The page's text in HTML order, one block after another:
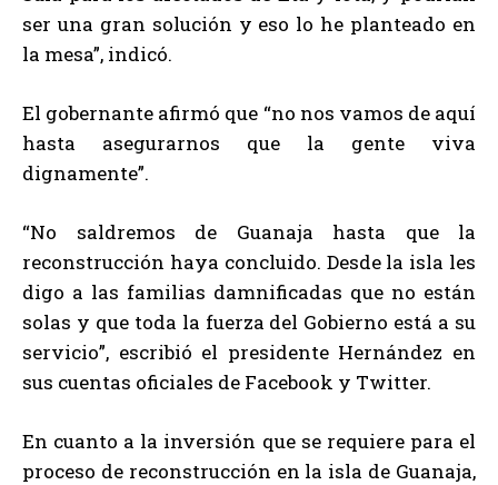
ser una gran solución y eso lo he planteado en
la mesa”, indicó.
El gobernante afirmó que “no nos vamos de aquí
hasta asegurarnos que la gente viva
dignamente”.
“No saldremos de Guanaja hasta que la
reconstrucción haya concluido. Desde la isla les
digo a las familias damnificadas que no están
solas y que toda la fuerza del Gobierno está a su
servicio”, escribió el presidente Hernández en
sus cuentas oficiales de Facebook y Twitter.
En cuanto a la inversión que se requiere para el
proceso de reconstrucción en la isla de Guanaja,